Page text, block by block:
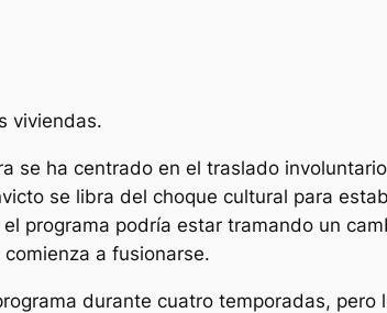
viviendas.
se ha centrado en el traslado
se libra del choque cultural para
programa podría estar tramando un
a fusionarse.
durante cuatro temporadas,